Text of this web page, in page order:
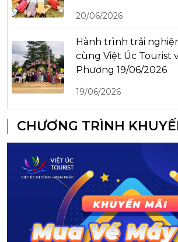
20/06/2026
Hành trình trải
cùng Việt Úc Tourist
Phương 19/06/2026
19/06/2026
CHƯƠNG TRÌNH